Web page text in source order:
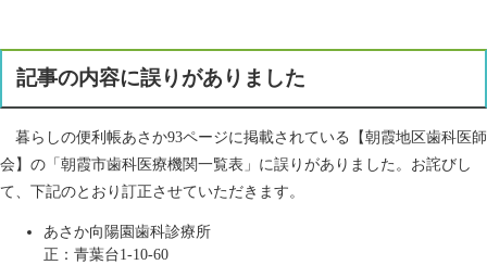
記事の内容に誤りがありました
暮らしの便利帳あさか93ページに掲載されている【朝霞地区歯科医師
会】の「朝霞市歯科医療機関一覧表」に誤りがありました。お詫びし
て、下記のとおり訂正させていただきます。
あさか向陽園歯科診療所
正：青葉台1-10-60